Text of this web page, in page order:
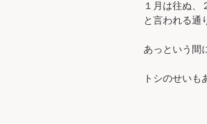
１月は往ぬ、
と言われる通
あっという間
トシのせいも